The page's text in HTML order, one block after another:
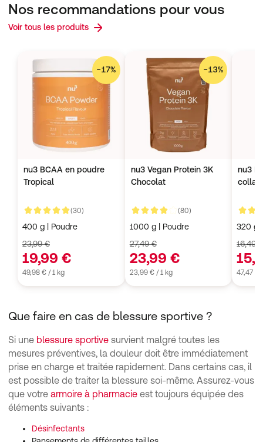
Nos recommandations pour vous
Voir tous les produits
−17%
nu3 BCAA en poudre
Tropical
4,9 de 5 (30)
400 g | Poudre
23,99 €
19,99 €
49,98 € / 1 kg
−13%
nu3 Vegan Protein 3K
Chocolat
4,3 de 5 (80)avis clients
1000 g | Poudre
27,49 €
23,99 €
23,99 € / 1 kg
nu3
4,6 de
320 g
16,49
47,47 €
Que faire en cas de blessure sportive ?
Si une blessure sportive survient malgré toutes les
mesures préventives, la douleur doit être immédiatement
prise en charge et traitée rapidement. Dans certains cas, il
est possible de traiter la blessure soi-même. Assurez-vous
que votre armoire à pharmacie est toujours équipée des
éléments suivants :
Désinfectants